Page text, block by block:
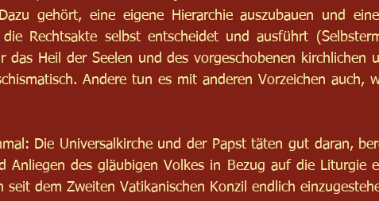
gehört, eine eigene Hierarchie auszubauen und
die Rechtsakte selbst entscheidet und ausführt
das Heil der Seelen und des vorgeschobenen kirchlichen
Andere tun es mit anderen Vorzeichen auch,
Die Universalkirche und der Papst täten gut daran,
Anliegen des gläubigen Volkes in Bezug auf die Liturgie
seit dem Zweiten Vatikanischen Konzil endlich